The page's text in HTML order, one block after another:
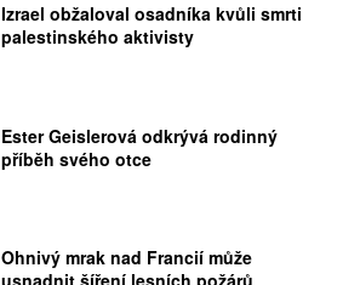
Izrael obžaloval osadníka kvůli smrti
palestinského aktivisty
Ester Geislerová odkrývá rodinný
příběh svého otce
Ohnivý mrak nad Francií může